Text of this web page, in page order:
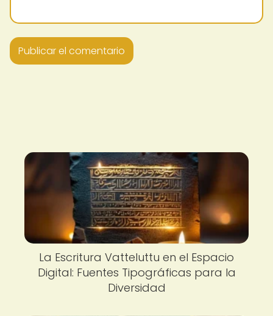
La Escritura Vatteluttu en el Espacio
Digital: Fuentes Tipográficas para la
Diversidad